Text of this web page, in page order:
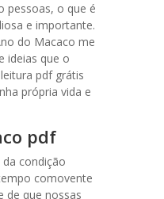
pessoas, o que é
e importante.
do Macaco me
ideias que o
pdf grátis
própria vida e
pdf
condição
comovente
de que nossas